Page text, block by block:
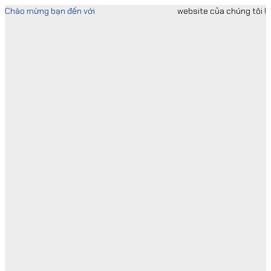
Skip
Chào mừng bạn đến với website của chúng tôi !